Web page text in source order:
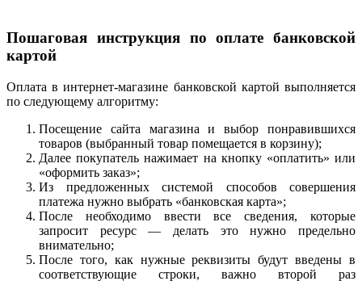
Пошаговая инструкция по оплате банковской
картой
Оплата в интернет-магазине банковской картой выполняется
по следующему алгоритму:
Посещение сайта магазина и выбор понравившихся
товаров (выбранный товар помещается в корзину);
Далее покупатель нажимает на кнопку «оплатить» или
«оформить заказ»;
Из предложенных системой способов совершения
платежа нужно выбрать «банковская карта»;
После необходимо ввести все сведения, которые
запросит ресурс — делать это нужно предельно
внимательно;
После того, как нужные реквизиты будут введены в
соответствующие строки, важно второй раз